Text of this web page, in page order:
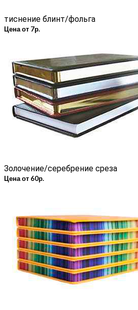
тиснение блинт/фольга
Цена от 7р.
Золочение/серебрение среза
Цена от 60р.